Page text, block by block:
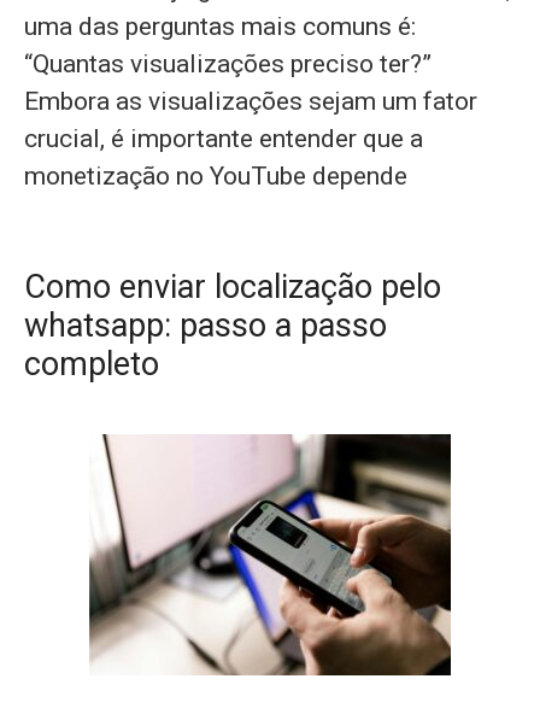
uma das perguntas mais comuns é:
“Quantas visualizações preciso ter?”
Embora as visualizações sejam um fator
crucial, é importante entender que a
monetização no YouTube depende
Como enviar localização pelo
whatsapp: passo a passo
completo